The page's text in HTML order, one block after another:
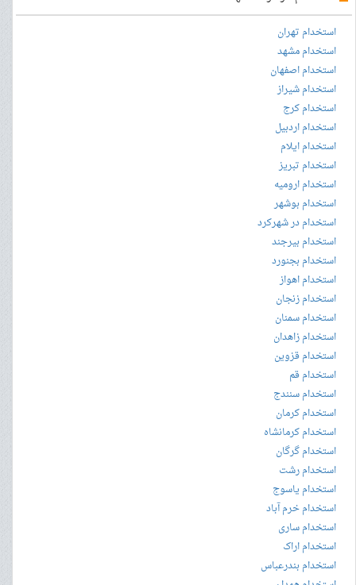
استخدام تهران
استخدام مشهد
استخدام اصفهان
استخدام شیراز
استخدام کرج
استخدام اردبیل
استخدام ایلام
استخدام تبریز
استخدام ارومیه
استخدام بوشهر
استخدام در شهرکرد
استخدام بیرجند
استخدام بجنورد
استخدام اهواز
استخدام زنجان
استخدام سمنان
استخدام زاهدان
استخدام قزوین
استخدام قم
استخدام سنندج
استخدام کرمان
استخدام کرمانشاه
استخدام گرگان
استخدام رشت
استخدام یاسوج
استخدام خرم آباد
استخدام ساری
استخدام اراک
استخدام بندرعباس